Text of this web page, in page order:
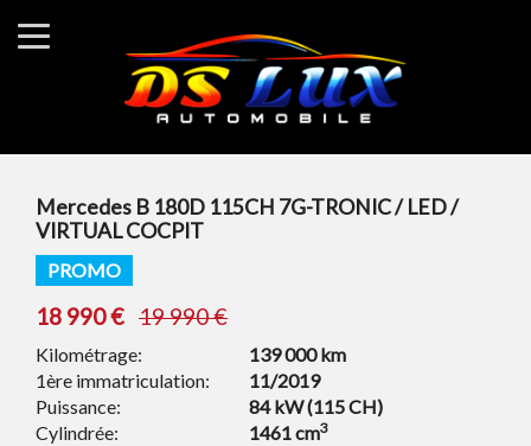
Mercedes B 180D 115CH 7G-TRONIC / LED /
VIRTUAL COCPIT
PROMO
18 990 € 19 990 €
Kilométrage:
139 000 km
1ère immatriculation:
11/2019
Puissance:
84 kW (115 CH)
Cylindrée:
1461 cm3